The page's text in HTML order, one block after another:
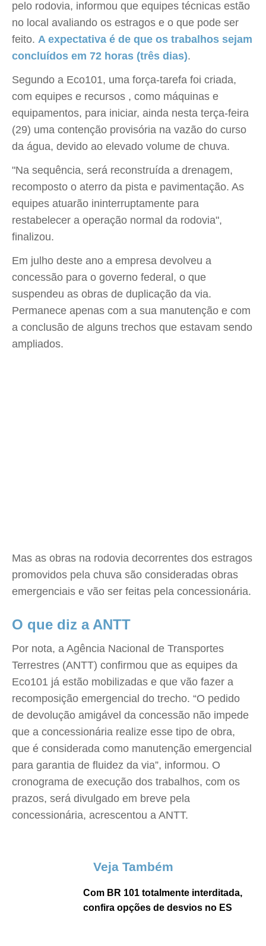
pelo rodovia, informou que equipes técnicas estão
no local avaliando os estragos e o que pode ser
feito. A expectativa é de que os trabalhos sejam
concluídos em 72 horas (três dias).
Segundo a Eco101, uma força-tarefa foi criada,
com equipes e recursos , como máquinas e
equipamentos, para iniciar, ainda nesta terça-feira
(29) uma contenção provisória na vazão do curso
da água, devido ao elevado volume de chuva.
"Na sequência, será reconstruída a drenagem,
recomposto o aterro da pista e pavimentação. As
equipes atuarão ininterruptamente para
restabelecer a operação normal da rodovia",
finalizou.
Em julho deste ano a empresa devolveu a
concessão para o governo federal, o que
suspendeu as obras de duplicação da via.
Permanece apenas com a sua manutenção e com
a conclusão de alguns trechos que estavam sendo
ampliados.
Mas as obras na rodovia decorrentes dos estragos
promovidos pela chuva são consideradas obras
emergenciais e vão ser feitas pela concessionária.
O que diz a ANTT
Por nota, a Agência Nacional de Transportes
Terrestres (ANTT) confirmou que as equipes da
Eco101 já estão mobilizadas e que vão fazer a
recomposição emergencial do trecho. “O pedido
de devolução amigável da concessão não impede
que a concessionária realize esse tipo de obra,
que é considerada como manutenção emergencial
para garantia de fluidez da via”, informou. O
cronograma de execução dos trabalhos, com os
prazos, será divulgado em breve pela
concessionária, acrescentou a ANTT.
Veja Também
Com BR 101 totalmente interditada,
confira opções de desvios no ES